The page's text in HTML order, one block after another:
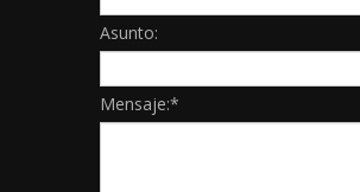
Asunto:
Mensaje:*